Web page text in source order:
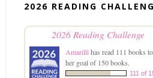
2026 READING
2026 Reading Challenge
Amarillihas read 111 books
her goal of 150 books.
111 of